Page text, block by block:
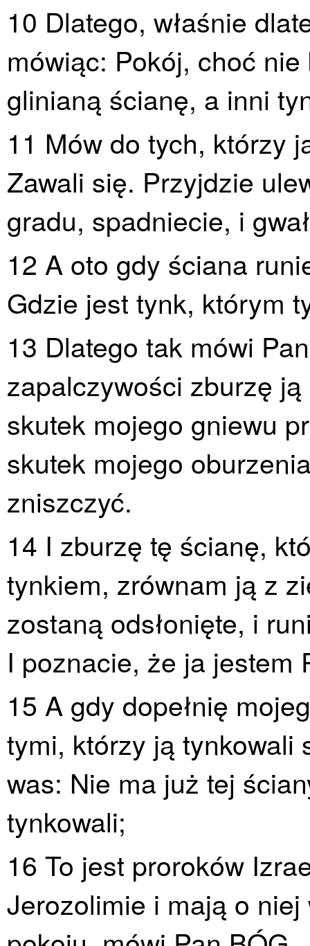
10 Dlatego, właśnie
mówiąc: Pokój, choć nie
glinianą ścianę, a inni
11 Mów do tych, którzy
Zawali się. Przyjdzie
gradu, spadniecie, i
12 A oto gdy ściana
Gdzie jest tynk, którym
13 Dlatego tak mówi
zapalczywości zburzę
skutek mojego gniewu
skutek mojego
zniszczyć.
14 I zburzę tę ścianę,
tynkiem, zrównam ją z
zostaną odsłonięte, i
I poznacie, że ja jestem
15 A gdy dopełnię
tymi, którzy ją tynkowali
was: Nie ma już tej
tynkowali;
16 To jest proroków
Jerozolimie i mają o